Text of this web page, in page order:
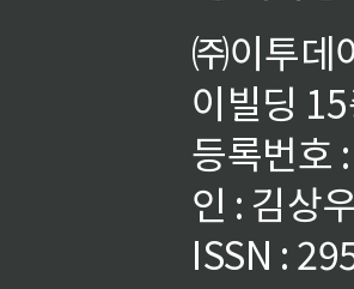
㈜이투데
이빌딩
등록번호
인 : 김상
ISSN :